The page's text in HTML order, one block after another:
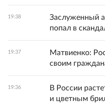
19:38
Заслуженный
попал в
19:37
Матвиенко:
своим
19:36
В России
и цветным